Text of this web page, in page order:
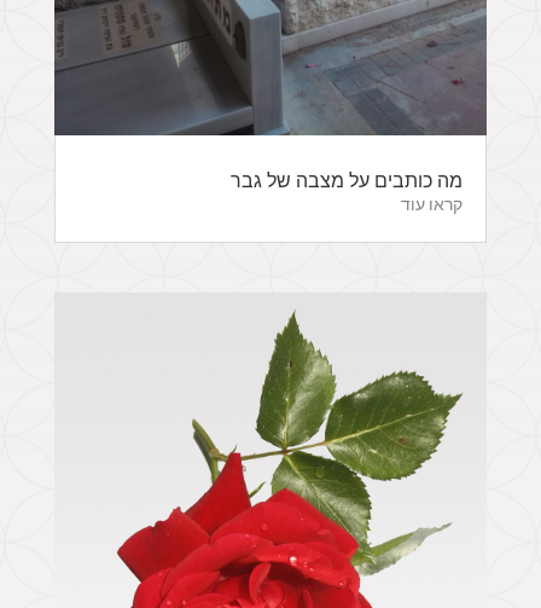
מה כותבים על מצבה של גבר
קראו עוד